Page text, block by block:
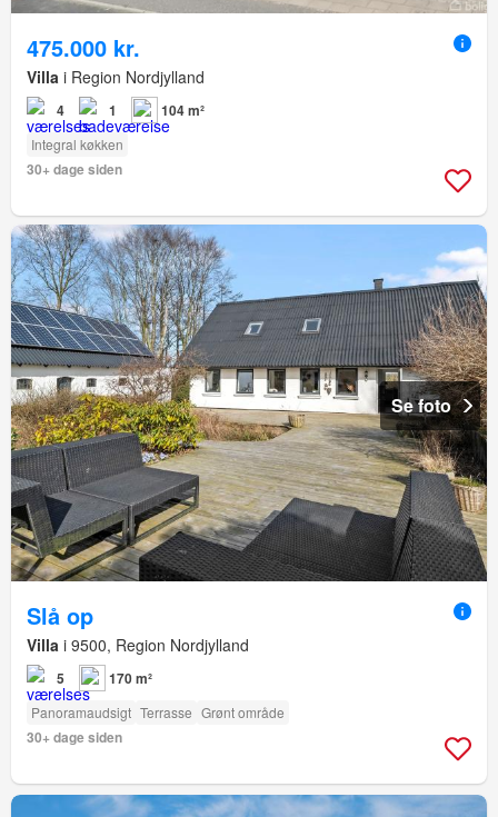
475.000 kr.
Villa i Region Nordjylland
4 1 104 m²
Integral køkken
30+ dage siden
Se foto
Slå op
Villa i 9500, Region Nordjylland
5 170 m²
Panoramaudsigt Terrasse Grønt område
30+ dage siden